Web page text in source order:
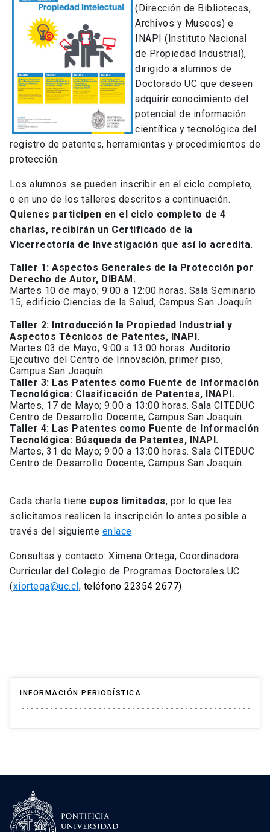
(Dirección de Bibliotecas,
Archivos y Museos) e
INAPI (Instituto Nacional
de Propiedad Industrial),
dirigido a alumnos de
Doctorado UC que deseen
adquirir conocimiento del
potencial de información
científica y tecnológica del
registro de patentes, herramientas y procedimientos de
protección.
Los alumnos se pueden inscribir en el ciclo completo,
o en uno de los talleres descritos a continuación.
Quienes participen en el ciclo completo de 4
charlas, recibirán un Certificado de la
Vicerrectoría de Investigación que así lo acredita.
Taller 1: Aspectos Generales de la Protección por
Derecho de Autor, DIBAM.
Martes 10 de mayo; 9:00 a 12:00 horas. Sala Seminario
15, edificio Ciencias de la Salud, Campus San Joaquín
Taller 2: Introducción la Propiedad Industrial y
Aspectos Técnicos de Patentes, INAPI.
Martes 03 de Mayo; 9:00 a 13:00 horas. Auditorio
Ejecutivo del Centro de Innovación, primer piso,
Campus San Joaquín.
Taller 3: Las Patentes como Fuente de Información
Tecnológica: Clasificación de Patentes, INAPI.
Martes, 17 de Mayo; 9:00 a 13:00 horas. Sala CITEDUC
Centro de Desarrollo Docente, Campus San Joaquín.
Taller 4: Las Patentes como Fuente de Información
Tecnológica: Búsqueda de Patentes, INAPI.
Martes, 31 de Mayo; 9:00 a 13:00 horas. Sala CITEDUC
Centro de Desarrollo Docente, Campus San Joaquín.
Cada charla tiene cupos limitados, por lo que les
solicitamos realicen la inscripción lo antes posible a
través del siguiente enlace
Consultas y contacto: Ximena Ortega, Coordinadora
Curricular del Colegio de Programas Doctorales UC
(xiortega@uc.cl, teléfono 22354 2677)
INFORMACIÓN PERIODÍSTICA